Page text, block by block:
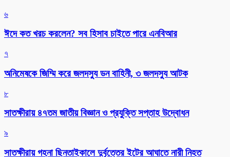
৬
ঈদে কত খরচ করলেন? সব হিসাব চাইতে পারে এনবিআর
৭
অনিমেষকে জিম্মি করে জলদস্যু ডন বাহিনী, ৩ জলদস্যু আটক
৮
সাতক্ষীরায় ৪৭তম জাতীয় বিজ্ঞান ও প্রযুক্তি সপ্তাহ উদ্বোধন
৯
সাতক্ষীরায় গহনা ছিনতাইকালে দুর্বৃত্তের ইটের আঘাতে নারী নিহত